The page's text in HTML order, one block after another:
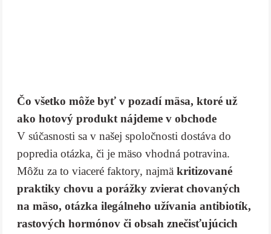
Čo všetko môže byť v pozadí mäsa, ktoré už
ako hotový produkt nájdeme v obchode
V súčasnosti sa v našej spoločnosti dostáva do
popredia otázka, či je mäso vhodná potravina.
Môžu za to viaceré faktory, najmä kritizované
praktiky chovu a porážky zvierat chovaných
na mäso, otázka ilegálneho užívania antibiotík,
rastových hormónov či obsah znečisťujúcich